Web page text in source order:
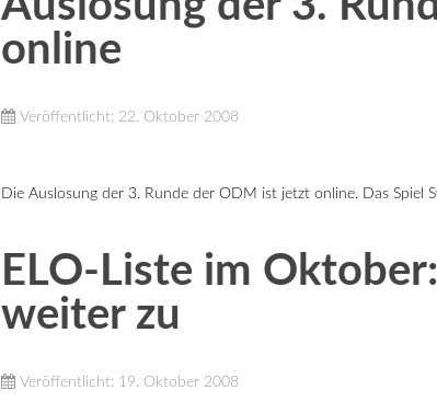
online
Veröffentlicht: 22. Oktober 2008
Die Auslosung der 3. Runde der ODM ist jetzt online. Das Spiel
ELO-Liste im
weiter zu
Veröffentlicht: 19. Oktober 2008